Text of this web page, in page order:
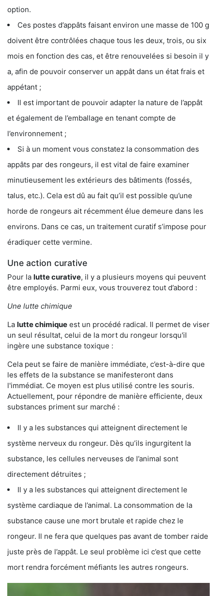
option.
Ces postes d’appâts faisant environ une masse de 100 g
doivent être contrôlées chaque tous les deux, trois, ou six
mois en fonction des cas, et être renouvelées si besoin il y
a, afin de pouvoir conserver un appât dans un état frais et
appétant ;
Il est important de pouvoir adapter la nature de l’appât
et également de l’emballage en tenant compte de
l’environnement ;
Si à un moment vous constatez la consommation des
appâts par des rongeurs, il est vital de faire examiner
minutieusement les extérieurs des bâtiments (fossés,
talus, etc.). Cela est dû au fait qu’il est possible qu’une
horde de rongeurs ait récemment élue demeure dans les
environs. Dans ce cas, un traitement curatif s’impose pour
éradiquer cette vermine.
Une action curative
Pour la lutte curative, il y a plusieurs moyens qui peuvent
être employés. Parmi eux, vous trouverez tout d’abord :
Une lutte chimique
La lutte chimique est un procédé radical. Il permet de viser
un seul résultat, celui de la mort du rongeur lorsqu'il
ingère une substance toxique :
Cela peut se faire de manière immédiate, c’est-à-dire que
les effets de la substance se manifesteront dans
l'immédiat. Ce moyen est plus utilisé contre les souris.
Actuellement, pour répondre de manière efficiente, deux
substances priment sur marché :
Il y a les substances qui atteignent directement le
système nerveux du rongeur. Dès qu’ils ingurgitent la
substance, les cellules nerveuses de l’animal sont
directement détruites ;
Il y a les substances qui atteignent directement le
système cardiaque de l’animal. La consommation de la
substance cause une mort brutale et rapide chez le
rongeur. Il ne fera que quelques pas avant de tomber raide
juste près de l’appât. Le seul problème ici c’est que cette
mort rendra forcément méfiants les autres rongeurs.